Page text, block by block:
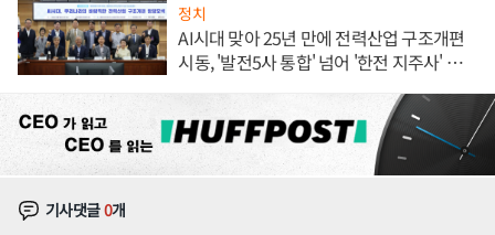
정치
AI시대 맞아 25년 만에 전력산업 구조개편
시동, '발전5사 통합' 넘어 '한전 지주사' 재편
기사댓글0개